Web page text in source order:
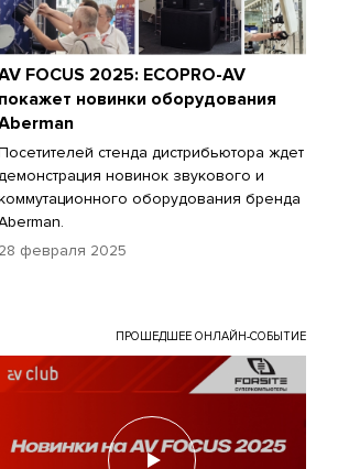
FOCUS 2025: ECOPRO-AV
покажет новинки оборудования
стенда дистрибьютора ждет
новинок звукового и
оборудования бренда
28 февраля 2025
ПРОШЕДШЕЕ ОНЛАЙН-СОБЫТИЕ